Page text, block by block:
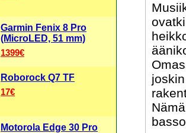
Garmin Fenix 8 Pro
(MicroLED, 51 mm)
1399€
Roborock Q7 TF
17€
Motorola Edge 30 Pro